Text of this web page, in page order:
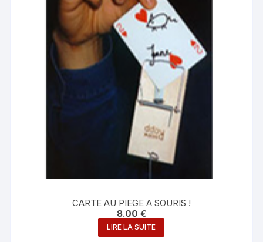
CARTE AU PIEGE A SOURIS !
8.00 €
LIRE LA SUITE